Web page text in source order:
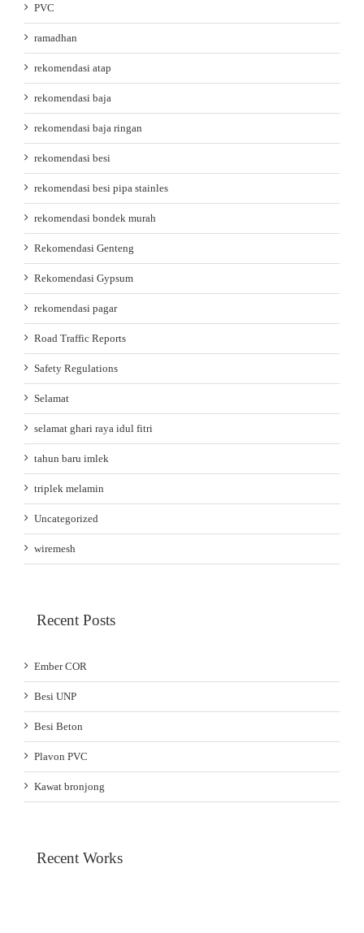
PVC
ramadhan
rekomendasi atap
rekomendasi baja
rekomendasi baja ringan
rekomendasi besi
rekomendasi besi pipa stainles
rekomendasi bondek murah
Rekomendasi Genteng
Rekomendasi Gypsum
rekomendasi pagar
Road Traffic Reports
Safety Regulations
Selamat
selamat ghari raya idul fitri
tahun baru imlek
triplek melamin
Uncategorized
wiremesh
Recent Posts
Ember COR
Besi UNP
Besi Beton
Plavon PVC
Kawat bronjong
Recent Works